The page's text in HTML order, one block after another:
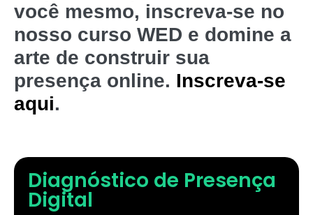
você mesmo, inscreva-se no
nosso curso WED e domine a
arte de construir sua
presença online. Inscreva-se
aqui.
Diagnóstico de Presença
Digital